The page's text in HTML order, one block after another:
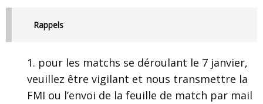
Rappels
pour les matchs se déroulant le 7 janvier,
veuillez être vigilant et nous transmettre la
FMI ou l’envoi de la feuille de match par mail